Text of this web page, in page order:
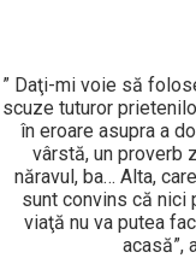
” Daţi-mi voie să
scuze tuturor
în eroare asupra a
vârstă, un proverb
năravul, ba… Alta,
sunt convins că nici
viaţă nu va putea
acasă”,